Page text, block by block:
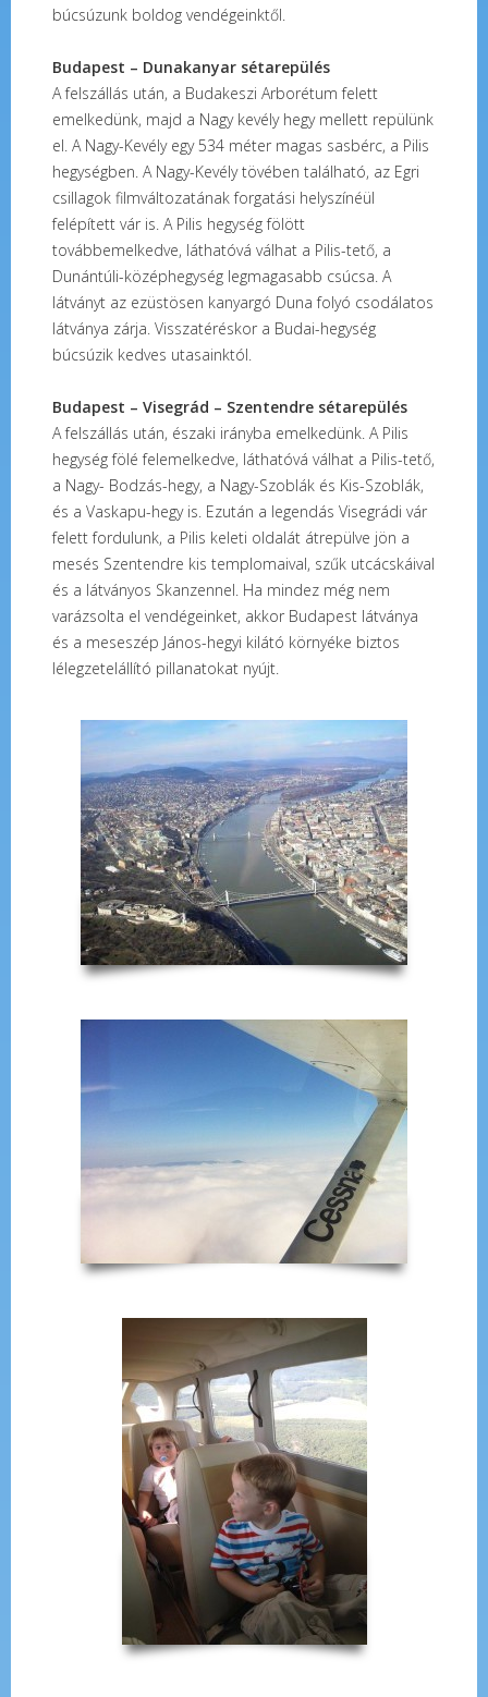
búcsúzunk boldog vendégeinktől.
Budapest – Dunakanyar sétarepülés
A felszállás után, a Budakeszi Arborétum felett
emelkedünk, majd a Nagy kevély hegy mellett repülünk
el. A Nagy-Kevély egy 534 méter magas sasbérc, a Pilis
hegységben. A Nagy-Kevély tövében található, az Egri
csillagok filmváltozatának forgatási helyszínéül
felépített vár is. A Pilis hegység fölött
továbbemelkedve, láthatóvá válhat a Pilis-tető, a
Dunántúli-középhegység legmagasabb csúcsa. A
látványt az ezüstösen kanyargó Duna folyó csodálatos
látványa zárja. Visszatéréskor a Budai-hegység
búcsúzik kedves utasainktól.
Budapest – Visegrád – Szentendre sétarepülés
A felszállás után, északi irányba emelkedünk. A Pilis
hegység fölé felemelkedve, láthatóvá válhat a Pilis-tető,
a Nagy- Bodzás-hegy, a Nagy-Szoblák és Kis-Szoblák,
és a Vaskapu-hegy is. Ezután a legendás Visegrádi vár
felett fordulunk, a Pilis keleti oldalát átrepülve jön a
mesés Szentendre kis templomaival, szűk utcácskáival
és a látványos Skanzennel. Ha mindez még nem
varázsolta el vendégeinket, akkor Budapest látványa
és a meseszép János-hegyi kilátó környéke biztos
lélegzetelállító pillanatokat nyújt.